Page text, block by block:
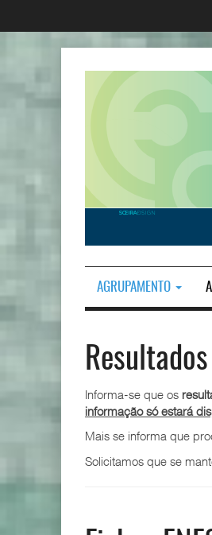
AGRUPAMENTO
Informa-se que os
informação só estará
Mais se informa que
Solicitamos que se